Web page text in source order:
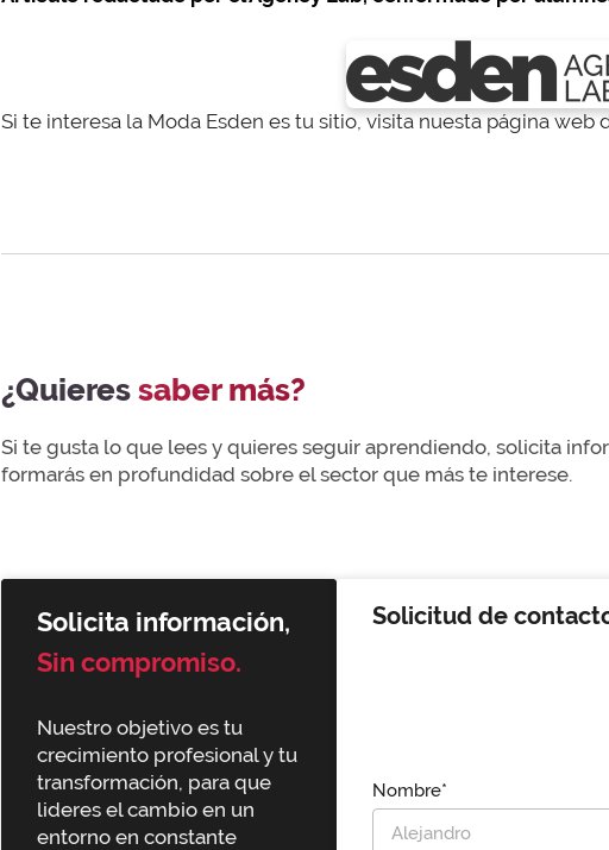
Si te interesa la Moda Esden es tu sitio, visita nuesta página web
¿Quieressaber más?
Si te gusta lo que lees y quieres seguir aprendiendo, solicita
formarás en profundidad sobre el sector que más te interese.
Solicita información,
Sin compromiso.
Nuestro objetivo es tu
crecimiento profesional y tu
transformación, para que
lideres el cambio en un
entorno en constante
Solicitud de
Nombre*